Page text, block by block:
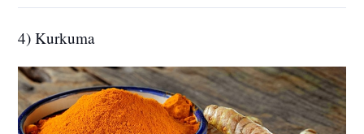
4) Kurkuma